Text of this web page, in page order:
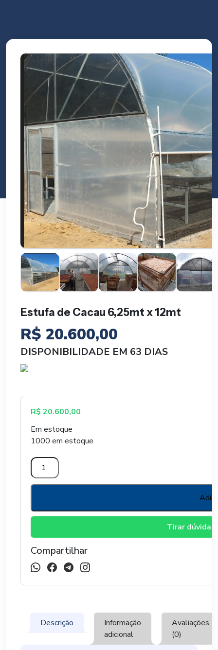
Estufa de Cacau 6,25mt x 12mt
R$ 20.600,00
DISPONIBILIDADE EM 63 DIAS
R$ 20.600,00
Em estoque
1000 em estoque
Estufa
de
Cacau
x
12mt
Tirar dúvida
Compartilhar
Descrição
Informação
adicional
Avaliações
(0)